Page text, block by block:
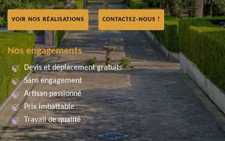
VOIR NOS RÉALISATIONS CONTACTEZ-NOUS !
Nos engagements
Devis et déplacement gratuits
Sans engagement
Artisan passionné
Prix imbattable
Travail de qualité